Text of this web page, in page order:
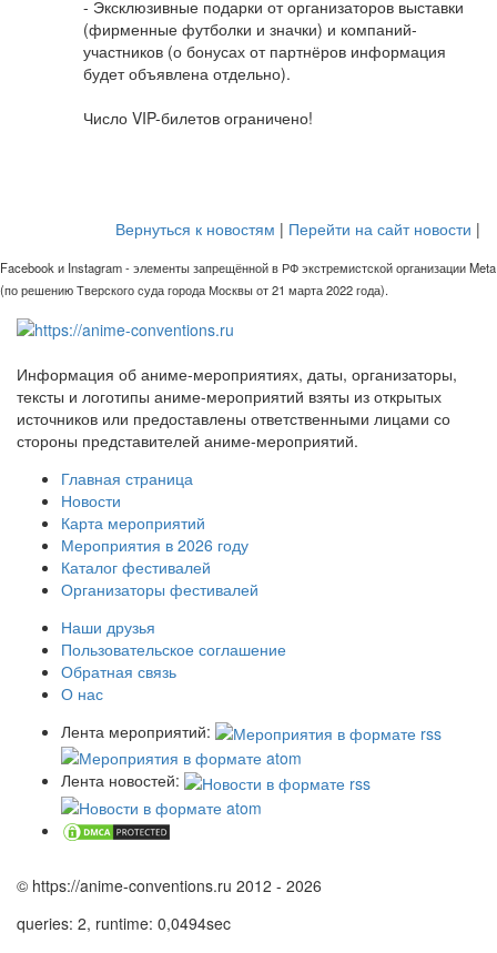
- Эксклюзивные подарки от организаторов выставки
(фирменные футболки и значки) и компаний-
участников (о бонусах от партнёров информация
будет объявлена отдельно).
Число VIP-билетов ограничено!
Вернуться к новостям | Перейти на сайт новости |
Facebook и Instagram - элементы запрещённой в РФ экстремистской организации Meta
(по решению Тверского суда города Москвы от 21 марта 2022 года).
Информация об аниме-мероприятиях, даты, организаторы,
тексты и логотипы аниме-мероприятий взяты из открытых
источников или предоставлены ответственными лицами со
стороны представителей аниме-мероприятий.
Главная страница
Новости
Карта мероприятий
Мероприятия в 2026 году
Каталог фестивалей
Организаторы фестивалей
Наши друзья
Пользовательское соглашение
Обратная связь
О нас
Лента мероприятий:
Лента новостей:
© https://anime-conventions.ru 2012 - 2026
queries: 2, runtime: 0,0494sec